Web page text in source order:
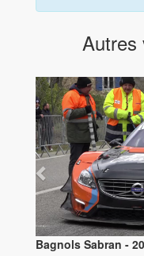
Autres
Bagnols Sabran -